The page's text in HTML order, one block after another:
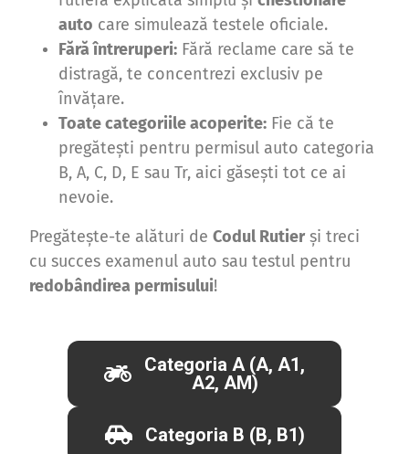
auto care simulează testele oficiale.
Fără întreruperi: Fără reclame care să te
distragă, te concentrezi exclusiv pe
învățare.
Toate categoriile acoperite: Fie că te
pregătești pentru permisul auto categoria
B, A, C, D, E sau Tr, aici găsești tot ce ai
nevoie.
Pregătește-te alături de Codul Rutier și treci
cu succes examenul auto sau testul pentru
redobândirea permisului!
Categoria A (A, A1,
A2, AM)
Categoria B (B, B1)